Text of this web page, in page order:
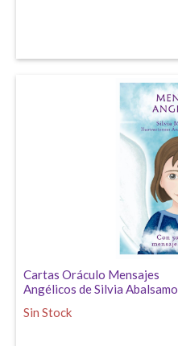
Cartas Oráculo Mensajes
Angélicos de Silvia Abalsamo
Sin Stock